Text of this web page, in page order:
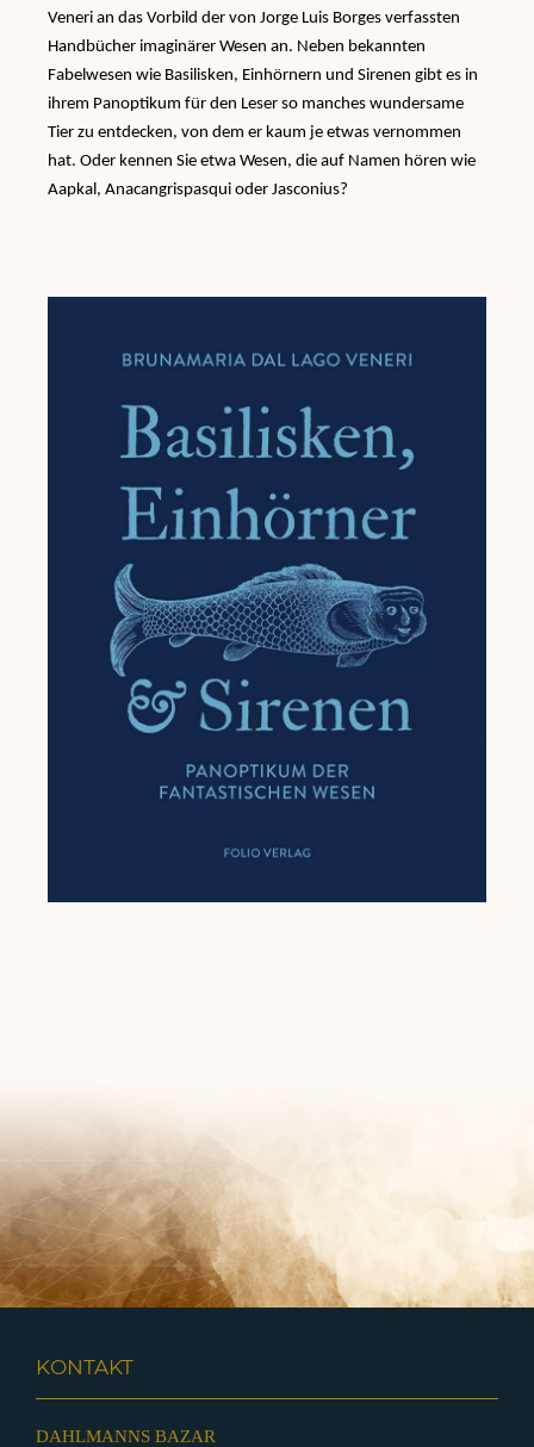
Veneri an das Vorbild der von Jorge Luis Borges verfassten
Handbücher imaginärer Wesen an. Neben bekannten
Fabelwesen wie Basilisken, Einhörnern und Sirenen gibt es in
ihrem Panoptikum für den Leser so manches wundersame
Tier zu entdecken, von dem er kaum je etwas vernommen
hat. Oder kennen Sie etwa Wesen, die auf Namen hören wie
Aapkal, Anacangrispasqui oder Jasconius?
KONTAKT
DAHLMANNS BAZAR